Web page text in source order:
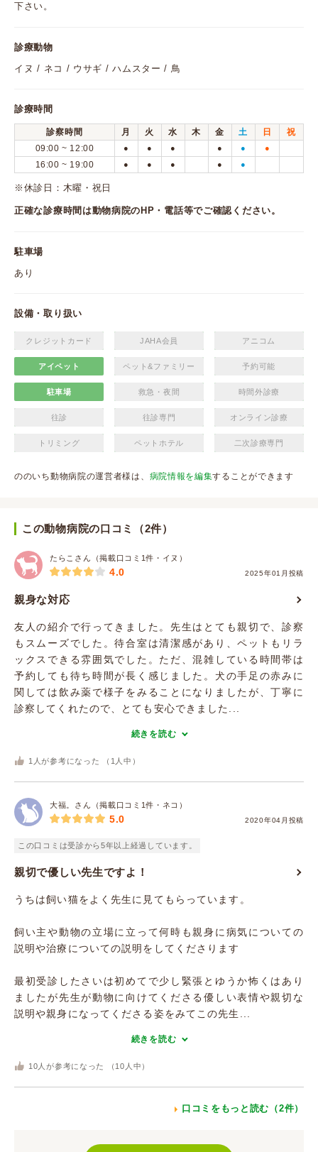
下さい。
診療動物
イヌ / ネコ / ウサギ / ハムスター / 鳥
診療時間
診察時間 月 火 水 木 金 土 日
祝
09:00 ~ 12:00
● ● ● ● ● ●
16:00 ~ 19:00 ● ● ● ● ●
※休診日：木曜・祝日
正確な診療時間は動物病院のHP・電話等でご確認ください。
駐車場
あり
設備・取り扱い
クレジットカード JAHA会員 アニコム
アイペット ペット&ファミリー 予約可能
駐車場 救急・夜間 時間外診療
往診 往診専門 オンライン診療
トリミング ペットホテル 二次診療専門
ののいち動物病院の運営者様は、 病院情報を編集することができます
この動物病院の口コミ（2件）
たらこさん（掲載口コミ1件・イヌ）
2025年01月投稿
4.0
親身な対応
友人の紹介で行ってきました。先生はとても親切で、診察
もスムーズでした。待合室は清潔感があり、ペットもリラ
ックスできる雰囲気でした。ただ、混雑している時間帯は
予約しても待ち時間が長く感じました。犬の手足の赤みに
関しては飲み薬で様子をみることになりましたが、丁寧に
診察してくれたので、とても安心できました...
続きを読む
1 人が参考になった （ 1 人中）
大福。さん（掲載口コミ1件・ネコ）
2020年04月投稿
5.0
この口コミは受診から5年以上経過しています。
親切で優しい先生ですよ！
うちは飼い猫をよく先生に見てもらっています。
飼い主や動物の立場に立って何時も親身に病気についての
説明や治療についての説明をしてくださります
最初受診したさいは初めてで少し緊張とゆうか怖くはあり
ましたが先生が動物に向けてくださる優しい表情や親切な
説明や親身になってくださる姿をみてこの先生...
続きを読む
10 人が参考になった （ 10 人中）
口コミをもっと読む（2件）